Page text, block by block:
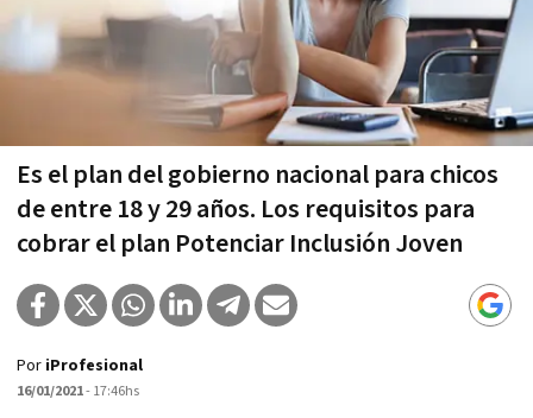
Es el plan del gobierno nacional para chicos
de entre 18 y 29 años. Los requisitos para
cobrar el plan Potenciar Inclusión Joven
Por iProfesional
16/01/2021- 17:46hs